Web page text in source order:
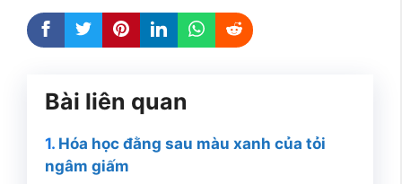
Bài liên quan
Hóa học đằng sau màu xanh của tỏi
ngâm giấm